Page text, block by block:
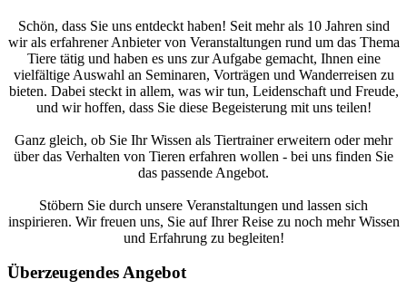
Schön, dass Sie uns entdeckt haben! Seit mehr als 10 Jahren sind
wir als erfahrener Anbieter von Veranstaltungen rund um das Thema
Tiere tätig und haben es uns zur Aufgabe gemacht, Ihnen eine
vielfältige Auswahl an Seminaren, Vorträgen und Wanderreisen zu
bieten. Dabei steckt in allem, was wir tun, Leidenschaft und Freude,
und wir hoffen, dass Sie diese Begeisterung mit uns teilen!
Ganz gleich, ob Sie Ihr Wissen als Tiertrainer erweitern oder mehr
über das Verhalten von Tieren erfahren wollen - bei uns finden Sie
das passende Angebot.
Stöbern Sie durch unsere Veranstaltungen und lassen sich
inspirieren. Wir freuen uns, Sie auf Ihrer Reise zu noch mehr Wissen
und Erfahrung zu begleiten!
Überzeugendes Angebot